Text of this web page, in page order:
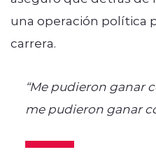
una operación política
carrera.
“Me pudieron ganar
me pudieron ganar